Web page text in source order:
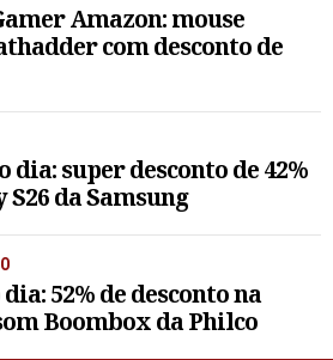
Amazon: mouse
com desconto de
dia: super desconto de 42%
da Samsung
52% de desconto na
Boombox da Philco